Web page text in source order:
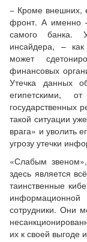
− Кроме внешних,
фронт. А именно –
самого банка.
инсайдера, –
может
финансовых
Утечка данных
египетскими,
государственных
такой ситуации
врага» и уволить
угрозу утечки
«Слабым
здесь является
таинственные
сотрудники. Они
их к своей выгоде